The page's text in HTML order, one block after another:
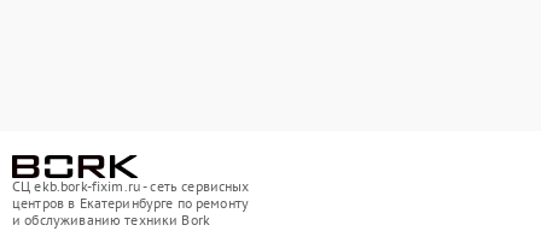
СЦ ekb.bork-fixim.ru - сеть сервисных
центров в Екатеринбурге по ремонту
и обслуживанию техники Bork